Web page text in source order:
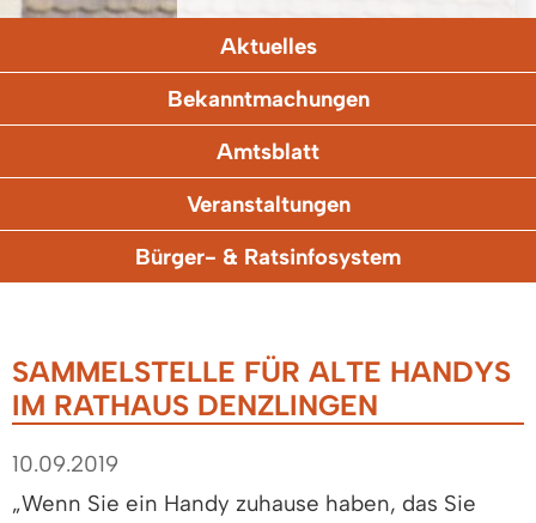
Aktuelles
Bekanntmachungen
Amtsblatt
Veranstaltungen
Bürger- & Ratsinfosystem
SAMMELSTELLE FÜR ALTE HANDYS
IM RATHAUS DENZLINGEN
10.09.2019
„Wenn Sie ein Handy zuhause haben, das Sie